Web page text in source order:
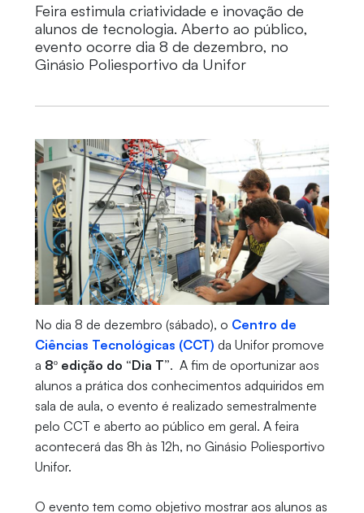
Feira estimula criatividade e inovação de
alunos de tecnologia. Aberto ao público,
evento ocorre dia 8 de dezembro, no
Ginásio Poliesportivo da Unifor
No dia 8 de dezembro (sábado), o Centro de
Ciências Tecnológicas (CCT) da Unifor promove
a 8º edição do “Dia T”. A fim de oportunizar aos
alunos a prática dos conhecimentos adquiridos em
sala de aula, o evento é realizado semestralmente
pelo CCT e aberto ao público em geral. A feira
acontecerá das 8h às 12h, no Ginásio Poliesportivo
Unifor.
O evento tem como objetivo mostrar aos alunos as